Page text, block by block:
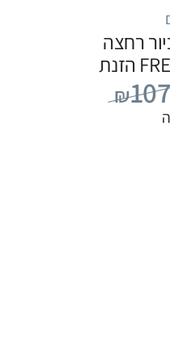
רחצה
FREESTANDING הזנת
סדרה
₪